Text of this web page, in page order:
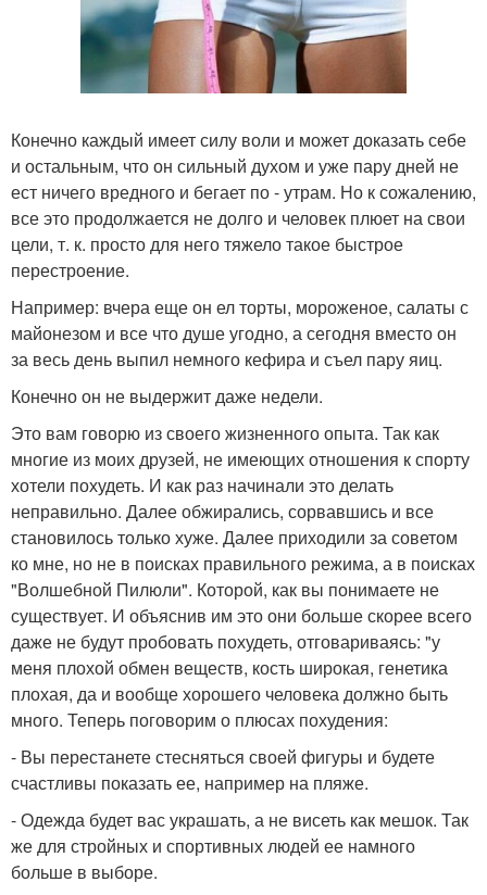
Конечно каждый имеет силу воли и может доказать себе
и остальным, что он сильный духом и уже пару дней не
ест ничего вредного и бегает по - утрам. Но к сожалению,
все это продолжается не долго и человек плюет на свои
цели, т. к. просто для него тяжело такое быстрое
перестроение.
Например: вчера еще он ел торты, мороженое, салаты с
майонезом и все что душе угодно, а сегодня вместо он
за весь день выпил немного кефира и съел пару яиц.
Конечно он не выдержит даже недели.
Это вам говорю из своего жизненного опыта. Так как
многие из моих друзей, не имеющих отношения к спорту
хотели похудеть. И как раз начинали это делать
неправильно. Далее обжирались, сорвавшись и все
становилось только хуже. Далее приходили за советом
ко мне, но не в поисках правильного режима, а в поисках
"Волшебной Пилюли". Которой, как вы понимаете не
существует. И объяснив им это они больше скорее всего
даже не будут пробовать похудеть, отговариваясь: "у
меня плохой обмен веществ, кость широкая, генетика
плохая, да и вообще хорошего человека должно быть
много. Теперь поговорим о плюсах похудения:
- Вы перестанете стесняться своей фигуры и будете
счастливы показать ее, например на пляже.
- Одежда будет вас украшать, а не висеть как мешок. Так
же для стройных и спортивных людей ее намного
больше в выборе.